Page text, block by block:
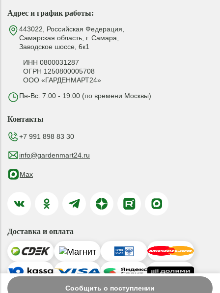
Сообщить о поступлении
Адрес и график работы:
443022, Российская Федерация,
Самарская область, г. Самара,
Заводское шоссе, 6к1
ИНН 0800031287
ОГРН 1250800005708
ООО «ГАРДЕНМАРТ24»
Пн-Вс: 7:00 - 19:00 (по времени Москвы)
Контакты
+7 991 898 83 30
info@gardenmart24.ru
Max
Доставка и оплата